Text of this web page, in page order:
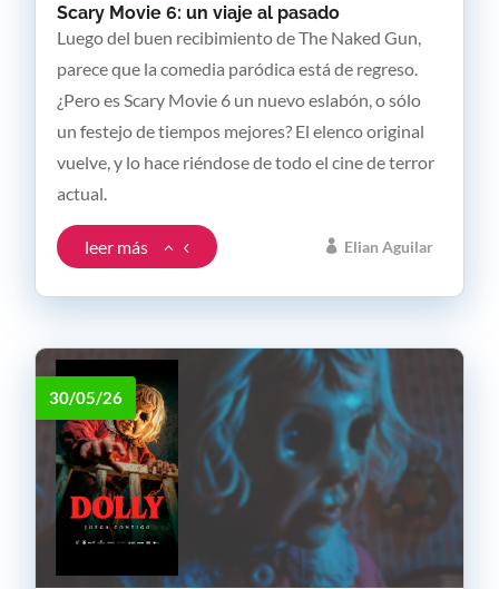
Scary Movie 6: un viaje al pasado
Elian Aguilar
Luego del buen recibimiento de The Naked Gun,
parece que la comedia paródica está de regreso.
¿Pero es Scary Movie 6 un nuevo eslabón, o sólo
un festejo de tiempos mejores? El elenco original
vuelve, y lo hace riéndose de todo el cine de terror
actual.
leer más
30/05/26